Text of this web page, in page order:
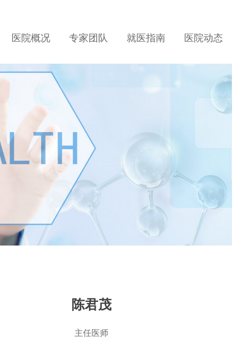
医院概况 专家团队 就医指南 医院动态
陈君茂
主任医师